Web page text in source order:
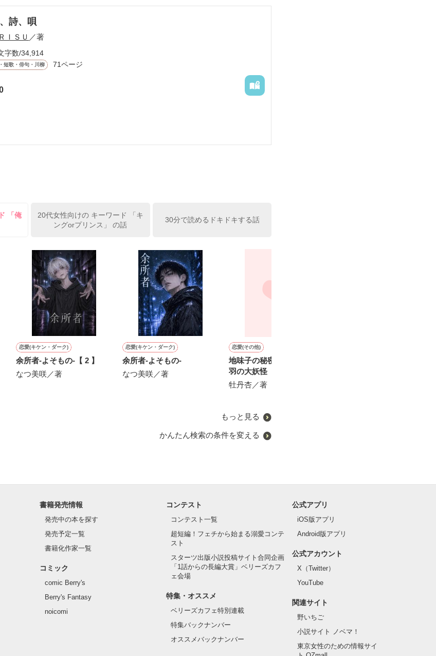
作品を読む
詩、唄
ＩＳＵ ／著
字数/34,914
短歌・俳句・川柳 71ページ
中で
る。
。
「俺
20代女性向けの キーワード 「キ
ングorプリンス」 の話
30分で読めるドキドキする話
恋愛(キケン・ダーク)
余所者-よそもの-【 2 】
なつ美咲／著
恋愛(キケン・ダーク)
余所者-よそもの-
なつ美咲／著
恋愛(その他)
地味子の秘密 其の壱 VS黒
羽の大妖怪
牡丹杏／著
もっと見る
かんたん検索の条件を変える
書籍発売情報
発売中の本を探す
発売予定一覧
書籍化作家一覧
コミック
comic Berry's
Berry's Fantasy
noicomi
コンテスト
コンテスト一覧
超短編！フェチから始まる溺愛コンテ
スト
スターツ出版小説投稿サイト合同企画
「1話からの長編大賞」ベリーズカフ
ェ会場
特集・オススメ
ベリーズカフェ特別連載
特集バックナンバー
オススメバックナンバー
公式アプリ
iOS版アプリ
Android版アプリ
公式アカウント
X（Twitter）
YouTube
関連サイト
野いちご
小説サイト ノベマ！
東京女性のための情報サイ